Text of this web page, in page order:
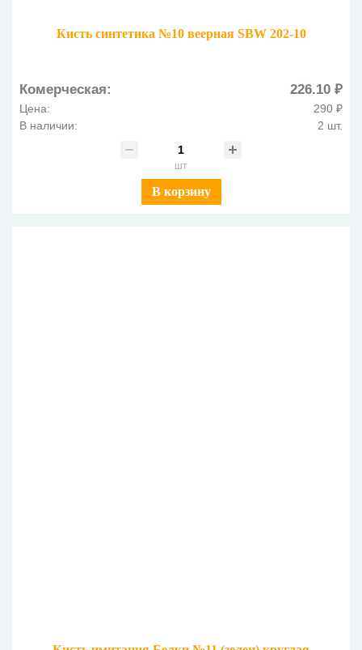
Кисть синтетика №10 веерная SBW 202-10
Комерческая: 226.10 ₽
Цена:
290 ₽
В наличии:
2 шт.
шт
В корзину